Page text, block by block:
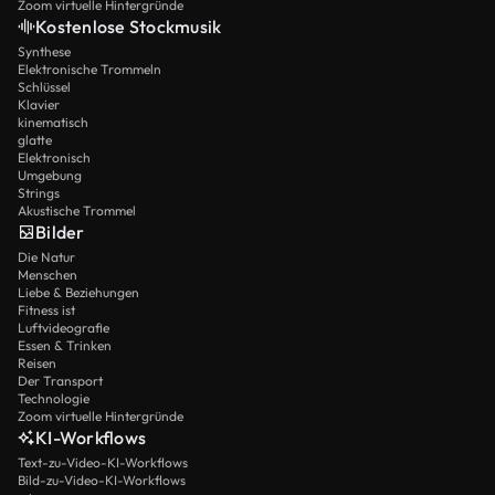
Zoom virtuelle Hintergründe
Kostenlose Stockmusik
Synthese
Elektronische Trommeln
Schlüssel
Klavier
kinematisch
glatte
Elektronisch
Umgebung
Strings
Akustische Trommel
Bilder
Die Natur
Menschen
Liebe & Beziehungen
Fitness ist
Luftvideografie
Essen & Trinken
Reisen
Der Transport
Technologie
Zoom virtuelle Hintergründe
KI-Workflows
Text-zu-Video-KI-Workflows
Bild-zu-Video-KI-Workflows